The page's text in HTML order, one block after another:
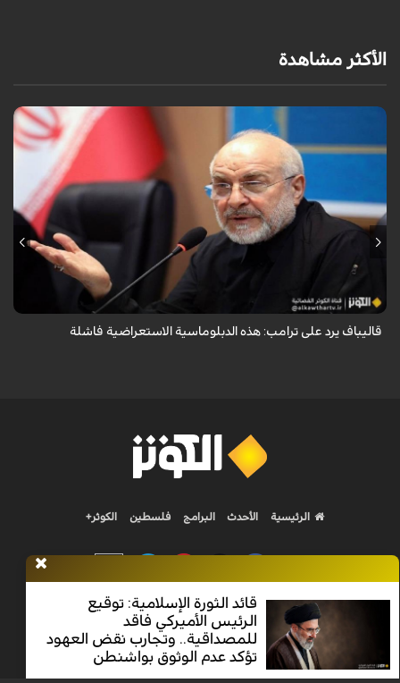
الأكثر مشاهدة
أكد رئيس مجلس الشورى الإسلامي الإيراني أن التصريحات الاستعراضية
والتهديدات المتكررة لم تعد تُجدي نفعاً، واصفاً إياها بالدبلوماسية الفاشلة.
قاليباف يرد على ترامب: هذه الدبلوماسية الاستعراضية فاشلة
قائد الثورة الإسلامية: توقيع
الرئيس الأميركي فاقد
للمصداقية.. وتجارب نقض العهود
تؤكد عدم الوثوق بواشنطن
الرئيسية الأحدث البرامج فلسطين الكوثر+
Nilesat 11900 V | Badr 8 11747 V | Badr5 12284 V